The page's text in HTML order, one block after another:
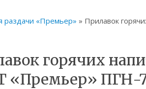
раздачи «Премьер» » Прилавок
горячих
«Премьер» ПГН-